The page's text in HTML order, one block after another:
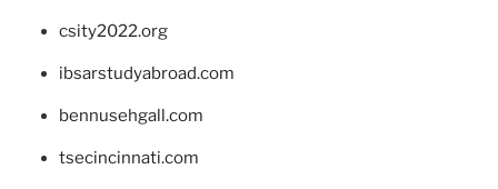
csity2022.org
ibsarstudyabroad.com
bennusehgall.com
tsecincinnati.com